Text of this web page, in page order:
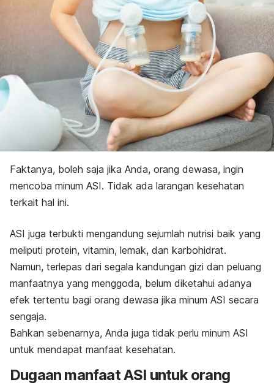
Faktanya, boleh saja jika Anda, orang dewasa, ingin
mencoba minum ASI. Tidak ada larangan kesehatan
terkait hal ini.
ASI juga terbukti mengandung sejumlah nutrisi baik yang
meliputi protein, vitamin, lemak, dan karbohidrat.
Namun, terlepas dari segala kandungan gizi dan peluang
manfaatnya yang menggoda, belum diketahui adanya
efek tertentu bagi orang dewasa jika minum ASI secara
sengaja.
Bahkan sebenarnya, Anda juga tidak perlu minum ASI
untuk mendapat manfaat kesehatan.
Dugaan manfaat ASI untuk orang